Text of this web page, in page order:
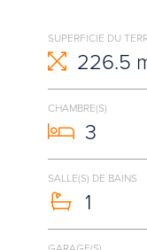
SUPERFICIE DU
226.5
CHAMBRE(S)
3
SALLE(S) DE BAINS
1